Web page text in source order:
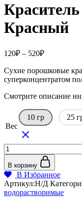
Красный
120₽ – 520₽Диапазон
120₽
–
Сухие порошковые
суперконцентратом
Смотрите описание
Вес
10 гр 25
Количество
товара
Краситель
водорастворимый
Красный
В корзину
В Избранное
Артикул:Н/Д
водорастворимые